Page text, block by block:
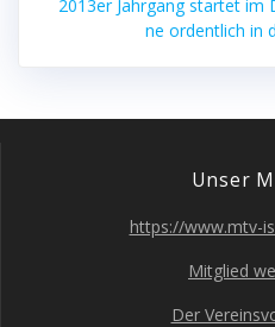
2013er Jahr­gang star­tet im
ne ordent­lich in
Unser
https://www.mtv-
Mit­glied
Der